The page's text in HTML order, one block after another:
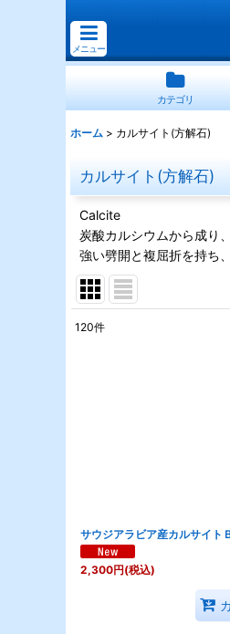
メニュー
カテゴリ
ホーム > カルサイト(方解石)
カルサイト(方解石)
Calcite
炭酸カルシウムから成り
強い劈開と複屈折を持ち
120件
サウジアラビア産カルサイト
2,300円(税込)